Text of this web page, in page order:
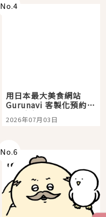
No.4
用日本最大美食網站
Gurunavi 客製化預約九
大都市餐廳，打造專屬
美食體驗！
2026年07月03日
No.6